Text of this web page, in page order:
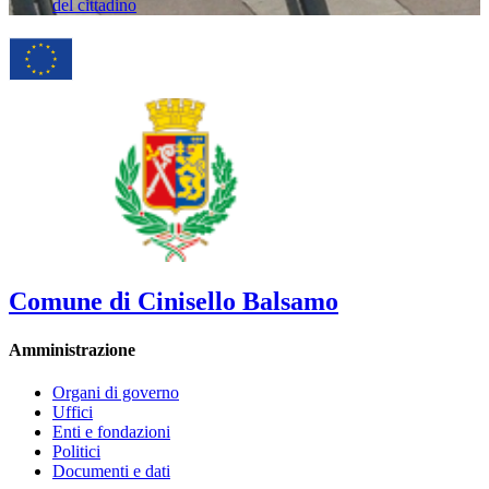
del cittadino
Comune di Cinisello Balsamo
Amministrazione
Organi di governo
Uffici
Enti e fondazioni
Politici
Documenti e dati